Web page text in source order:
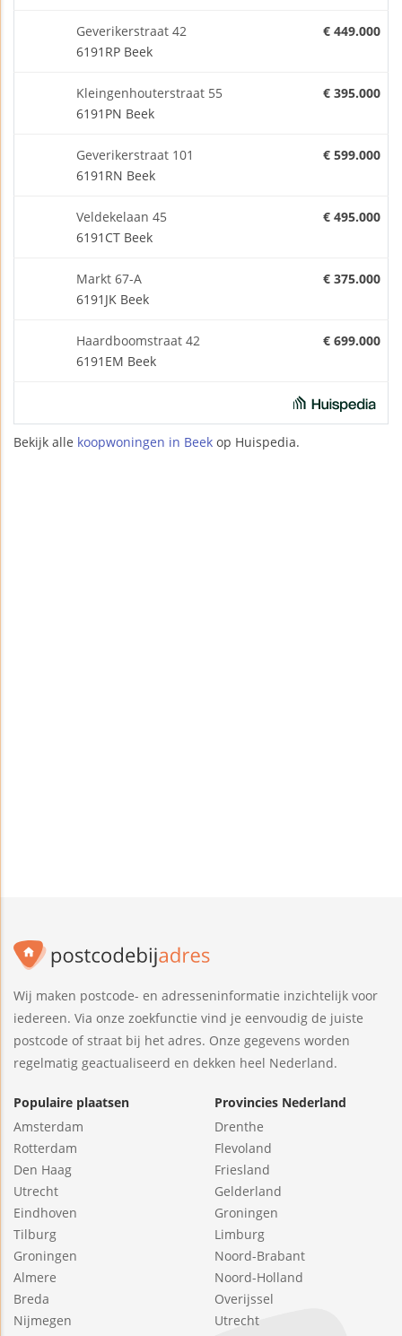
Geverikerstraat 42
6191RP Beek
€ 449.000
Kleingenhouterstraat 55
6191PN Beek
€ 395.000
Geverikerstraat 101
6191RN Beek
€ 599.000
Veldekelaan 45
6191CT Beek
€ 495.000
Markt 67-A
6191JK Beek
€ 375.000
Haardboomstraat 42
6191EM Beek
€ 699.000
Bekijk alle koopwoningen in Beek op Huispedia.
Wij maken postcode- en adresseninformatie inzichtelijk voor
iedereen. Via onze zoekfunctie vind je eenvoudig de juiste
postcode of straat bij het adres. Onze gegevens worden
regelmatig geactualiseerd en dekken heel Nederland.
Populaire plaatsen
Amsterdam
Rotterdam
Den Haag
Utrecht
Eindhoven
Tilburg
Groningen
Almere
Breda
Nijmegen
Provincies Nederland
Drenthe
Flevoland
Friesland
Gelderland
Groningen
Limburg
Noord-Brabant
Noord-Holland
Overijssel
Utrecht